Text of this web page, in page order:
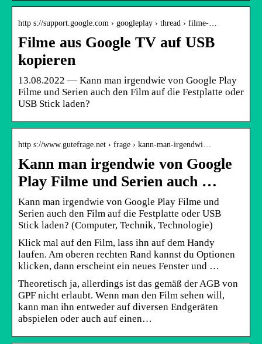
http s://support.google.com › googleplay › thread › filme-…
Filme aus Google TV auf USB
kopieren
13.08.2022 — Kann man irgendwie von Google Play
Filme und Serien auch den Film auf die Festplatte oder
USB Stick laden?
http s://www.gutefrage.net › frage › kann-man-irgendwi…
Kann man irgendwie von Google
Play Filme und Serien auch …
Kann man irgendwie von Google Play Filme und
Serien auch den Film auf die Festplatte oder USB
Stick laden? (Computer, Technik, Technologie)
Klick mal auf den Film, lass ihn auf dem Handy
laufen. Am oberen rechten Rand kannst du Optionen
klicken, dann erscheint ein neues Fenster und …
Theoretisch ja, allerdings ist das gemäß der AGB von
GPF nicht erlaubt. Wenn man den Film sehen will,
kann man ihn entweder auf diversen Endgeräten
abspielen oder auch auf einen…